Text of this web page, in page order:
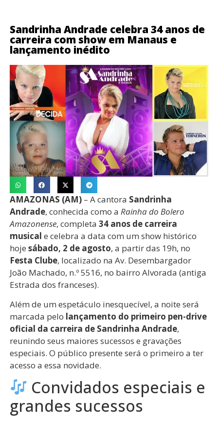
Sandrinha Andrade celebra 34 anos de
carreira com show em Manaus e
lançamento inédito
AMAZONAS (AM) – A cantora Sandrinha
Andrade, conhecida como a Rainha do Bolero
Amazonense, completa 34 anos de carreira
musical e celebra a data com um show histórico
hoje sábado, 2 de agosto, a partir das 19h, no
Festa Clube, localizado na Av. Desembargador
João Machado, n.º 5516, no bairro Alvorada (antiga
Estrada dos franceses).
Além de um espetáculo inesquecível, a noite será
marcada pelo lançamento do primeiro pen-drive
oficial da carreira de Sandrinha Andrade,
reunindo seus maiores sucessos e gravações
especiais. O público presente será o primeiro a ter
acesso a essa novidade.
Convidados especiais e
grandes sucessos